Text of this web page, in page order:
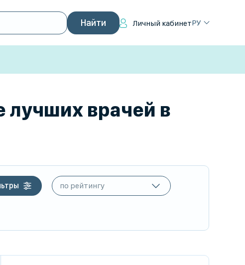
Личный кабинетРУ
лучших врачей в